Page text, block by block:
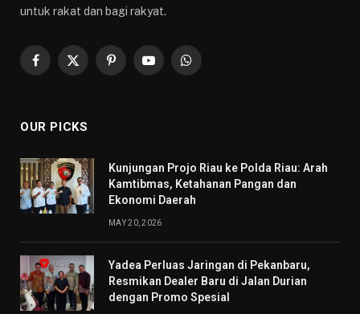
untuk rakat dan bagi rakyat.
Facebook
X
PinterestYouTubeWhatsApp
OUR PICKS
Kunjungan Projo Riau ke Polda Riau: Arah
Kamtibmas, Ketahanan Pangan dan
Ekonomi Daerah
MAY 20, 2026
Yadea Perluas Jaringan di Pekanbaru,
Resmikan Dealer Baru di Jalan Durian
dengan Promo Spesial